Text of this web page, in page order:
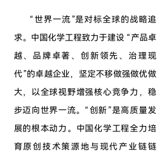
“世界一流”是对标全球的战略追
求。中国化学工程致力于建设 “产品卓
越、品牌卓著、创新领先、治理现
代”的卓越企业，坚定不移做强做优做
大，以全球视野增强核心竞争力，稳
步迈向世界一流。“创新”是高质量发
展的根本动力。中国化学工程全力培
育原创技术策源地与现代产业链链